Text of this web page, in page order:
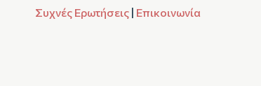
Συχνές Ερωτήσεις | Επικοινωνία